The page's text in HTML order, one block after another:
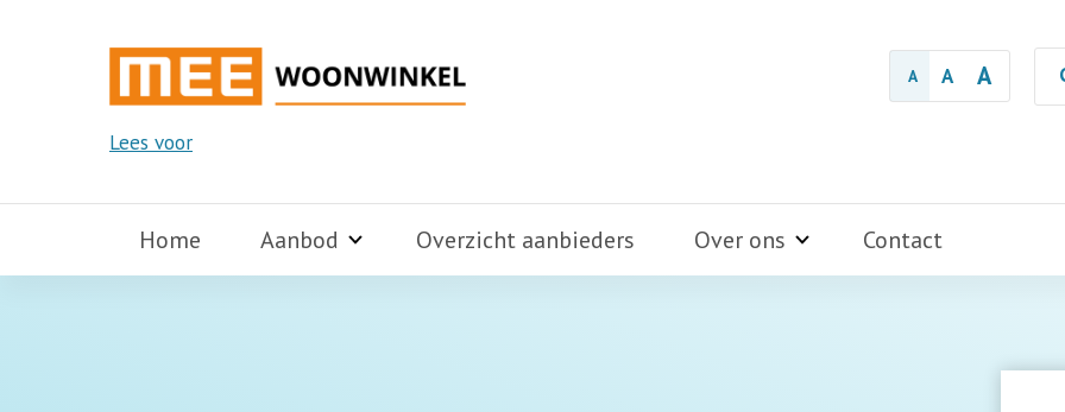
A A A
Lees voor
Home Aanbod Overzicht aanbieders Over ons Contact